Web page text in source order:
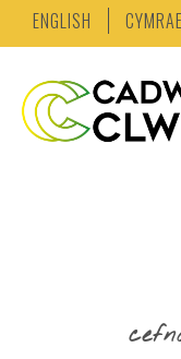
ENGLISH